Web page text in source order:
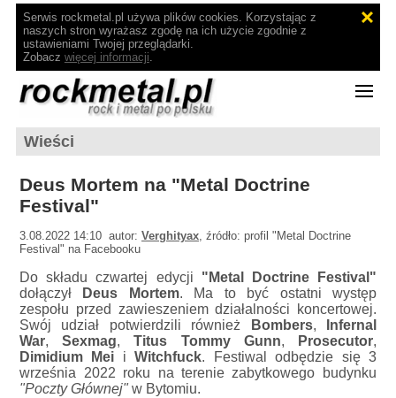
Serwis rockmetal.pl używa plików cookies. Korzystając z
naszych stron wyrażasz zgodę na ich użycie zgodnie z
ustawieniami Twojej przeglądarki.
Zobacz więcej informacji.
Wieści
Deus Mortem na "Metal Doctrine
Festival"
3.08.2022 14:10 autor:Verghityax, źródło: profil "Metal Doctrine
Festival" na Facebooku
Do składu czwartej edycji "Metal Doctrine Festival"
dołączył
Deus Mortem. Ma to być ostatni występ
zespołu przed zawieszeniem działalności koncertowej.
Swój udział potwierdzili również
Bombers,
Infernal
War,Sexmag,Titus Tommy Gunn, Prosecutor,
Dimidium Mei iWitchfuck. Festiwal odbędzie się 3
września 2022 roku na terenie zabytkowego budynku
"Poczty Głównej"w Bytomiu.